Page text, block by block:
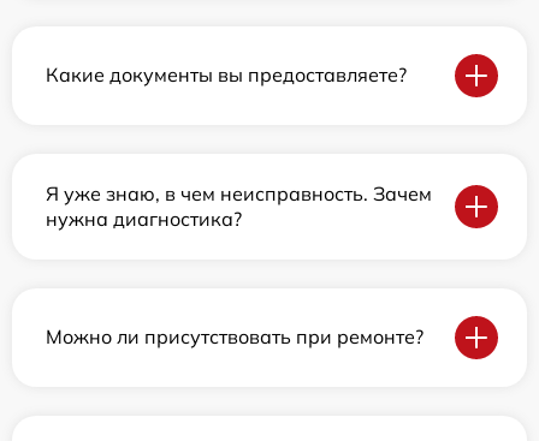
Какие документы вы предоставляете?
Я уже знаю, в чем неисправность. Зачем
нужна диагностика?
Можно ли присутствовать при ремонте?